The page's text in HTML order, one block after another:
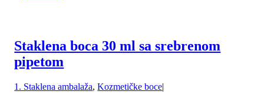
Staklena boca 30 ml sa srebrenom
pipetom
1. Staklena ambalaža,Kozmetičke boce|